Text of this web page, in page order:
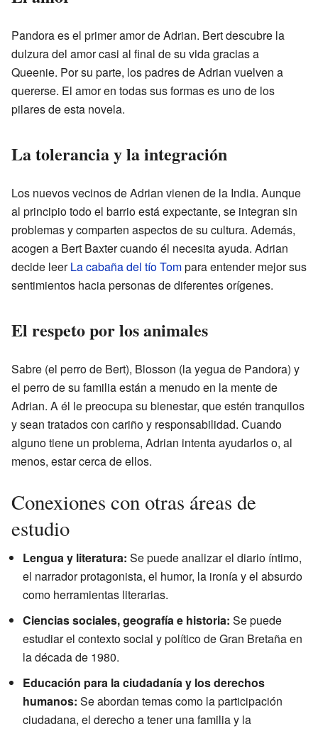
Pandora es el primer amor de Adrian. Bert descubre la
dulzura del amor casi al final de su vida gracias a
Queenie. Por su parte, los padres de Adrian vuelven a
quererse. El amor en todas sus formas es uno de los
pilares de esta novela.
La tolerancia y la integración
Los nuevos vecinos de Adrian vienen de la India. Aunque
al principio todo el barrio está expectante, se integran sin
problemas y comparten aspectos de su cultura. Además,
acogen a Bert Baxter cuando él necesita ayuda. Adrian
decide leerLa cabaña del tío Tompara entender mejor sus
sentimientos hacia personas de diferentes orígenes.
El respeto por los animales
Sabre (el perro de Bert), Blosson (la yegua de Pandora) y
el perro de su familia están a menudo en la mente de
Adrian. A él le preocupa su bienestar, que estén tranquilos
y sean tratados con cariño y responsabilidad. Cuando
alguno tiene un problema, Adrian intenta ayudarlos o, al
menos, estar cerca de ellos.
Conexiones con otras áreas de
estudio
Lengua y literatura: Se puede analizar el diario íntimo,
el narrador protagonista, el humor, la ironía y el absurdo
como herramientas literarias.
Ciencias sociales, geografía e historia: Se puede
estudiar el contexto social y político de Gran Bretaña en
la década de 1980.
Educación para la ciudadanía y los derechos
humanos: Se abordan temas como la participación
ciudadana, el derecho a tener una familia y la